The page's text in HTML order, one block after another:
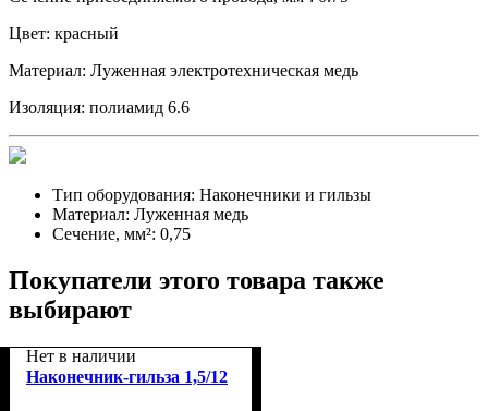
Цвет: красный
Материал: Луженная электротехническая медь
Изоляция: полиамид 6.6
Тип оборудования: Наконечники и гильзы
Материал: Луженная медь
Сечение, мм²: 0,75
Покупатели этого товара также
выбирают
Нет в наличии
Наконечник-гильза 1,5/12